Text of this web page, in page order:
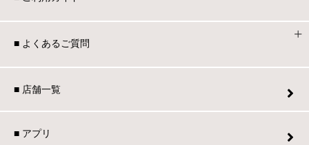
■ よくあるご質問
■ 店舗一覧
■ アプリ